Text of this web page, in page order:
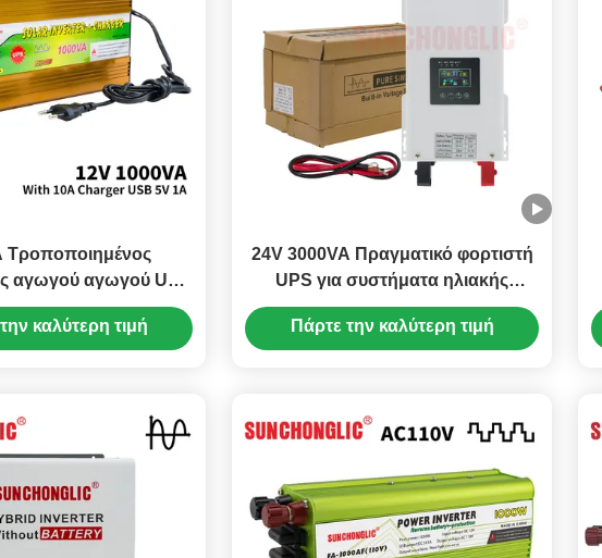
Τροποποιημένος
αγωγού αγωγού UPS
ρεύματος 12V 220V
ηλιακής ενέργειας
καλύτερη τιμή
24V 3000VA Πραγματικό φορτιστή
UPS για συστήματα ηλιακής
ενέργειας
Πάρτε την καλύτερη τιμή